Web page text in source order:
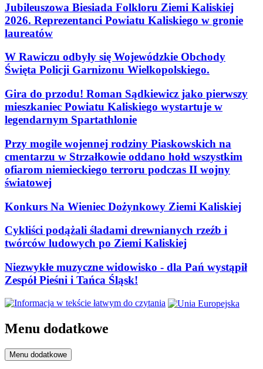
Jubileuszowa Biesiada Folkloru Ziemi Kaliskiej
2026. Reprezentanci Powiatu Kaliskiego w gronie
laureatów
W Rawiczu odbyły się Wojewódzkie Obchody
Święta Policji Garnizonu Wielkopolskiego.
Gira do przodu! Roman Sądkiewicz jako pierwszy
mieszkaniec Powiatu Kaliskiego wystartuje w
legendarnym Spartathlonie
Przy mogile wojennej rodziny Piaskowskich na
cmentarzu w Strzałkowie oddano hołd wszystkim
ofiarom niemieckiego terroru podczas II wojny
światowej
Konkurs Na Wieniec Dożynkowy Ziemi Kaliskiej
Cykliści podążali śladami drewnianych rzeźb i
twórców ludowych po Ziemi Kaliskiej
Niezwykłe muzyczne widowisko - dla Pań wystąpił
Zespół Pieśni i Tańca Śląsk!
Menu dodatkowe
Menu dodatkowe